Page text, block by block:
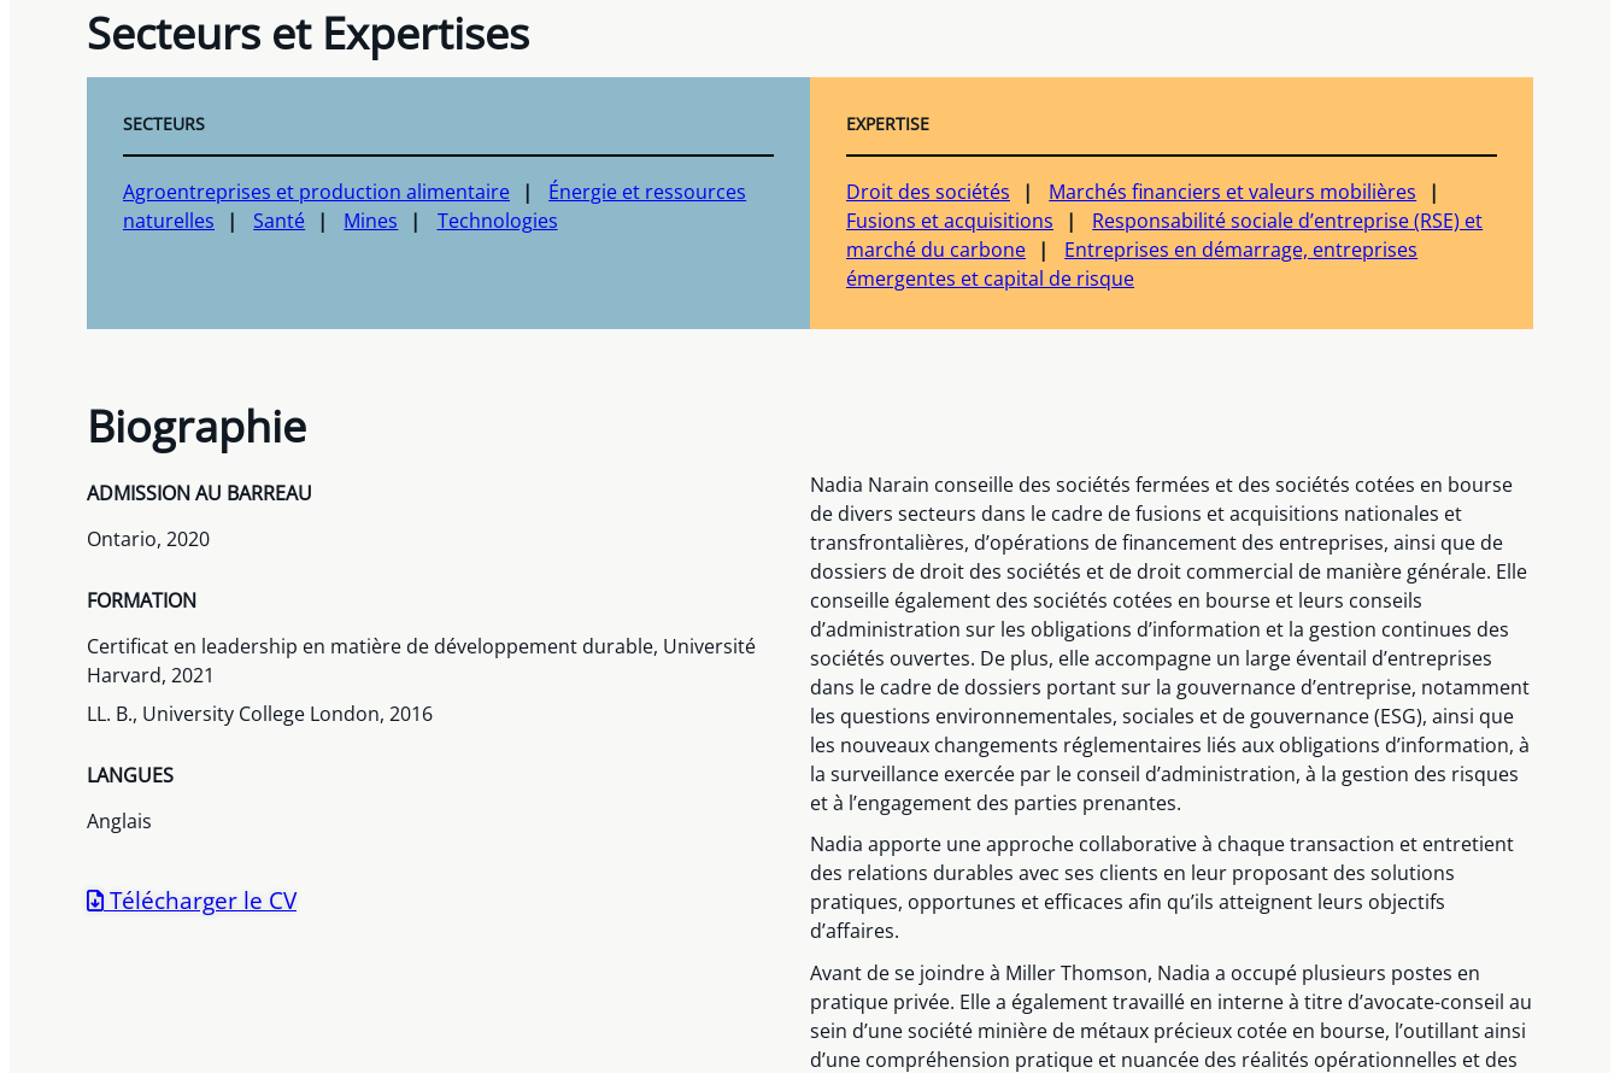
Secteurs et Expertises
SECTEURS
Agroentreprises et production alimentaire
Énergie et ressources
naturelles
Santé Mines Technologies
EXPERTISE
Droit des sociétés
Marchés financiers et valeurs mobilières
Fusions et acquisitions
Responsabilité sociale d’entreprise (RSE) et
marché du carbone
Entreprises en démarrage, entreprises
émergentes et capital de risque
Biographie
ADMISSION AU BARREAU
Ontario, 2020
FORMATION
Certificat en leadership en matière de développement durable, Université
Harvard, 2021
LL. B., University College London, 2016
LANGUES
Anglais
Télécharger le CV
Nadia Narain conseille des sociétés fermées et des sociétés cotées en bourse
de divers secteurs dans le cadre de fusions et acquisitions nationales et
transfrontalières, d’opérations de financement des entreprises, ainsi que de
dossiers de droit des sociétés et de droit commercial de manière générale. Elle
conseille également des sociétés cotées en bourse et leurs conseils
d’administration sur les obligations d’information et la gestion continues des
sociétés ouvertes. De plus, elle accompagne un large éventail d’entreprises
dans le cadre de dossiers portant sur la gouvernance d’entreprise, notamment
les questions environnementales, sociales et de gouvernance (ESG), ainsi que
les nouveaux changements réglementaires liés aux obligations d’information, à
la surveillance exercée par le conseil d’administration, à la gestion des risques
et à l’engagement des parties prenantes.
Nadia apporte une approche collaborative à chaque transaction et entretient
des relations durables avec ses clients en leur proposant des solutions
pratiques, opportunes et efficaces afin qu’ils atteignent leurs objectifs
d’affaires.
Avant de se joindre à Miller Thomson, Nadia a occupé plusieurs postes en
pratique privée. Elle a également travaillé en interne à titre d’avocate-conseil au
sein d’une société minière de métaux précieux cotée en bourse, l’outillant ainsi
d’une compréhension pratique et nuancée des réalités opérationnelles et des